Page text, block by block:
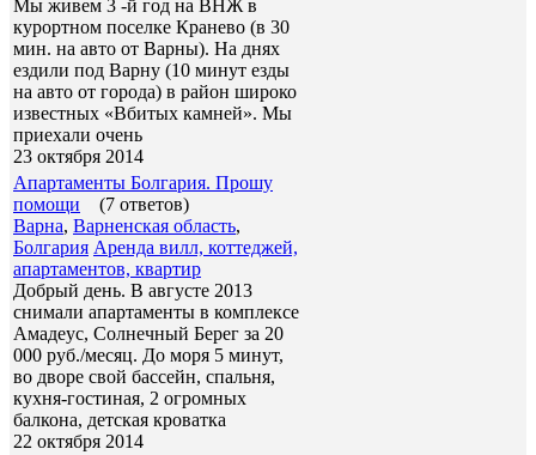
Мы живем 3 -й год на ВНЖ в
курортном поселке Кранево (в 30
мин. на авто от Варны). На днях
ездили под Варну (10 минут езды
на авто от города) в район широко
известных «Вбитых камней». Мы
приехали очень
23 октября 2014
Апартаменты Болгария. Прошу
помощи
(7 ответов)
Варна, Варненская область,
Болгария Аренда вилл, коттеджей,
апартаментов, квартир
Добрый день. В августе 2013
снимали апартаменты в комплексе
Амадеус, Солнечный Берег за 20
000 руб./месяц. До моря 5 минут,
во дворе свой бассейн, спальня,
кухня-гостиная, 2 огромных
балкона, детская кроватка
22 октября 2014